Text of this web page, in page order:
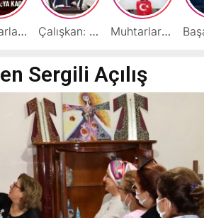
Taraftarlar Sessizlik değil ÇÖZÜM istiyor Çalışkan: “Gazze Elden Gidiyor, Garantörler Daha Ne Bekliyor?” Muhtarlardan HATSO’ya Ziyaret
Sergili Açılış